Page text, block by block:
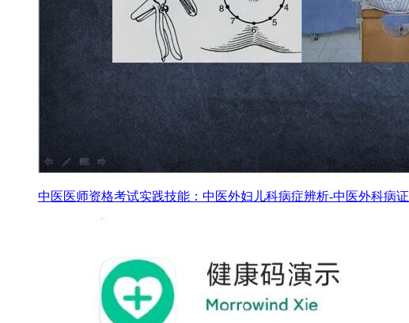
中医医师资格考试实践技能：中医外妇儿科病症辨析-中医外科病证